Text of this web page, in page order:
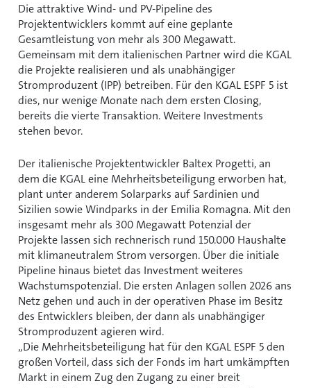
Die attraktive Wind- und PV-Pipeline des
Projektentwicklers kommt auf eine geplante
Gesamtleistung von mehr als 300 Megawatt.
Gemeinsam mit dem italienischen Partner wird die KGAL
die Projekte realisieren und als unabhängiger
Stromproduzent (IPP) betreiben. Für den KGAL ESPF 5 ist
dies, nur wenige Monate nach dem ersten Closing,
bereits die vierte Transaktion. Weitere Investments
stehen bevor.
Der italienische Projektentwickler Baltex Progetti, an
dem die KGAL eine Mehrheitsbeteiligung erworben hat,
plant unter anderem Solarparks auf Sardinien und
Sizilien sowie Windparks in der Emilia Romagna. Mit den
insgesamt mehr als 300 Megawatt Potenzial der
Projekte lassen sich rechnerisch rund 150.000 Haushalte
mit klimaneutralem Strom versorgen. Über die initiale
Pipeline hinaus bietet das Investment weiteres
Wachstumspotenzial. Die ersten Anlagen sollen 2026 ans
Netz gehen und auch in der operativen Phase im Besitz
des Entwicklers bleiben, der dann als unabhängiger
Stromproduzent agieren wird.
Die Mehrheitsbeteiligung hat für den KGAL ESPF 5 den
großen Vorteil, dass sich der Fonds im hart umkämpften
Markt in einem Zug den Zugang zu einer breit